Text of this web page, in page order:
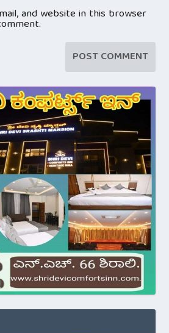
and website in this browser